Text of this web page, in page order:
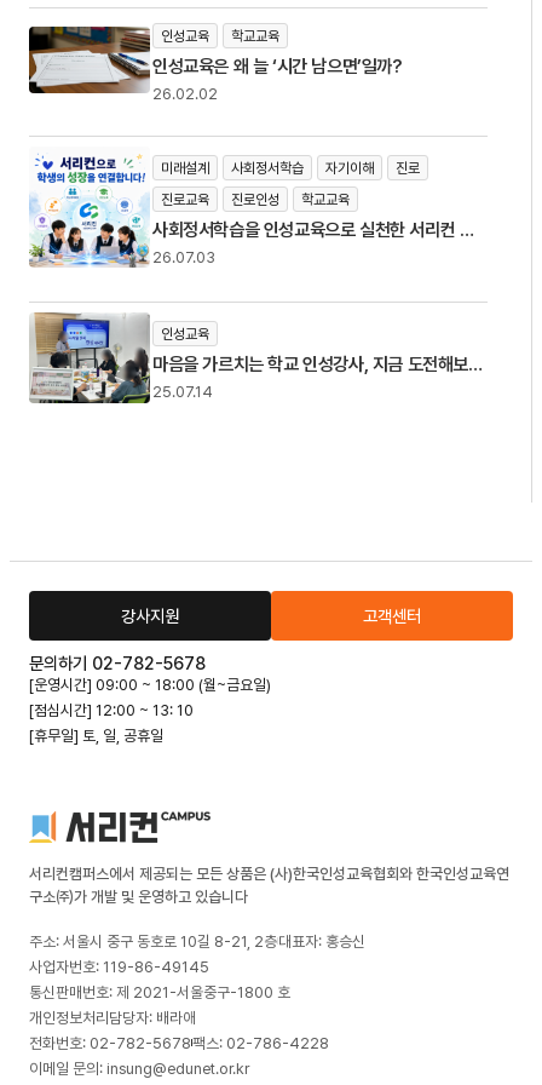
인성교육 학교교육
인성교육은 왜 늘 ‘시간 남으면’일까?
26.02.02
미래설계 사회정서학습 자기이해
진로
진로교육
진로인성 학교교육
사회정서학습을 인성교육으로 실천한 서리컨 이
야기
26.07.03
인성교육
마음을 가르치는 학교 인성강사, 지금 도전해보세
요
25.07.14
강사지원 고객센터
문의하기 02-782-5678
[운영시간] 09:00 ~ 18:00 (월~금요일)
[점심시간] 12:00 ~ 13: 10
[휴무일] 토, 일, 공휴일
서리컨캠퍼스에서 제공되는 모든 상품은 (사)한국인성교육협회와 한국인성교육연
구소㈜가 개발 및 운영하고 있습니다
주소: 서울시 중구 동호로 10길 8-21, 2층대표자: 홍승신
사업자번호: 119-86-49145
통신판매번호: 제 2021-서울중구-1800 호
개인정보처리담당자: 배라애
전화번호: 02-782-5678팩스: 02-786-4228
이메일 문의: insung@edunet.or.kr